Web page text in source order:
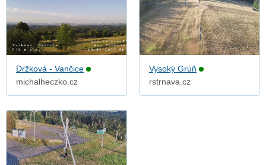
Držková - Vančice
michalheczko.cz
Vysoký Grúň
rstrnava.cz